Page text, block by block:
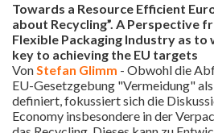
Towards a Resource Efficient
about Recycling”. A Perspective
Flexible Packaging Industry as to
key to achieving the EU targets
VonStefan Glimm - Obwohl die
EU-Gesetzgebung "Vermeidung"
definiert, fokussiert sich die
Economy insbesondere in der